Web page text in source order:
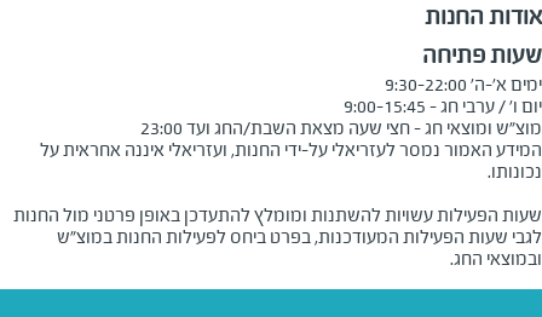
אודות החנות
שעות פתיחה
מוצ"ש ומוצאי חג - חצי שעה מצאת השבת/החג ועד 23:00
המידע האמור נמסר לעזריאלי על-ידי החנות, ועזריאלי איננה אחראית על
שעות הפעילות עשויות להשתנות ומומלץ להתעדכן באופן פרטני מול החנות
לגבי שעות הפעילות המעודכנות, בפרט ביחס לפעילות החנות במוצ"ש
ובמוצאי החג.